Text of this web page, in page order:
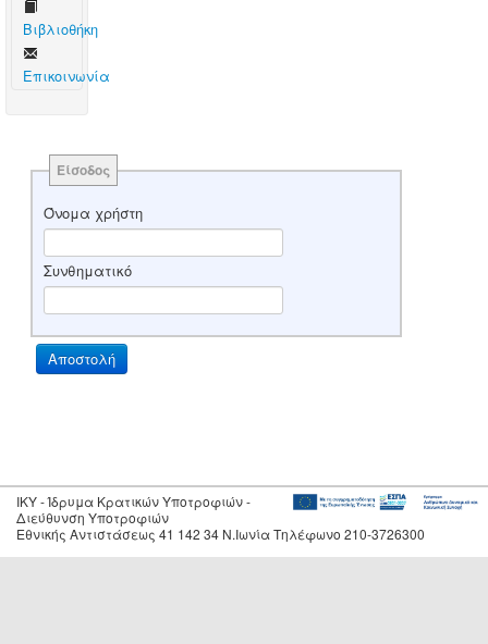
Βιβλιοθήκη
Επικοινωνία
Είσοδος
Όνομα χρήστη
Συνθηματικό
IKY - Ίδρυμα Κρατικών Υποτροφιών -
Διεύθυνση Υποτροφιών
Εθνικής Αντιστάσεως 41 142 34 Ν.Ιωνία Τηλέφωνο 210-3726300